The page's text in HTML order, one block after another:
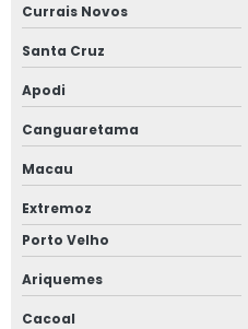
Currais Novos
Santa Cruz
Apodi
Canguaretama
Macau
Extremoz
Porto Velho
Ariquemes
Cacoal